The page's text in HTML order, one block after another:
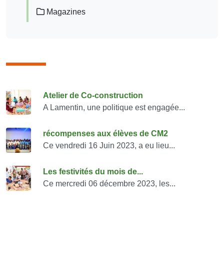
Magazines
Consulter également
Atelier de Co-construction
A Lamentin, une politique est engagée...
récompenses aux élèves de CM2
Ce vendredi 16 Juin 2023, a eu lieu...
Les festivités du mois de...
Ce mercredi 06 décembre 2023, les...